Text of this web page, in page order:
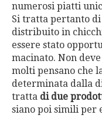
numerosi piatti
Si tratta pertanto
distribuito in
essere stato
macinato. Non
molti pensano che
determinata dalla
tratta di due
siano poi simili per